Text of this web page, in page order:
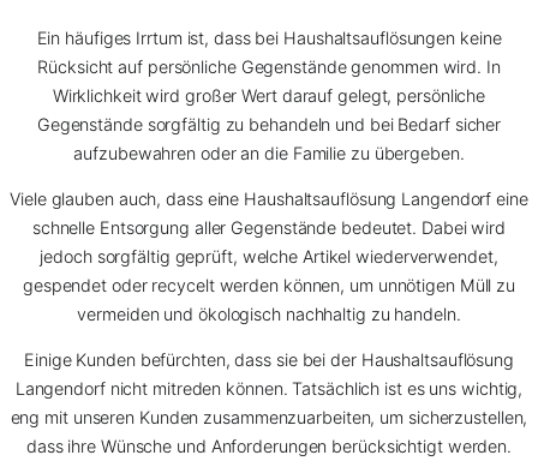
Ein häufiges Irrtum ist, dass bei Haushaltsauflösungen keine
Rücksicht auf persönliche Gegenstände genommen wird. In
Wirklichkeit wird großer Wert darauf gelegt, persönliche
Gegenstände sorgfältig zu behandeln und bei Bedarf sicher
aufzubewahren oder an die Familie zu übergeben.
Viele glauben auch, dass eine Haushaltsauflösung Langendorf eine
schnelle Entsorgung aller Gegenstände bedeutet. Dabei wird
jedoch sorgfältig geprüft, welche Artikel wiederverwendet,
gespendet oder recycelt werden können, um unnötigen Müll zu
vermeiden und ökologisch nachhaltig zu handeln.
Einige Kunden befürchten, dass sie bei der Haushaltsauflösung
Langendorf nicht mitreden können. Tatsächlich ist es uns wichtig,
eng mit unseren Kunden zusammenzuarbeiten, um sicherzustellen,
dass ihre Wünsche und Anforderungen berücksichtigt werden.